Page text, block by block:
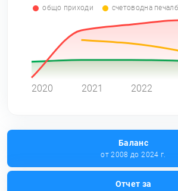
общо приходи счетоводна
2020 2021 2022
Баланс
от 2008 до 2024 г.
Отчет за